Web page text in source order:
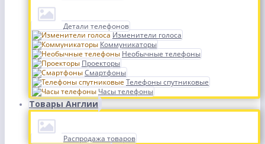
Детали телефонов
Изменители голоса
Коммуникаторы
Необычные телефоны
Проекторы
Смартфоны
Телефоны спутниковые
Часы телефоны
Товары Англии
Распродажа товаров